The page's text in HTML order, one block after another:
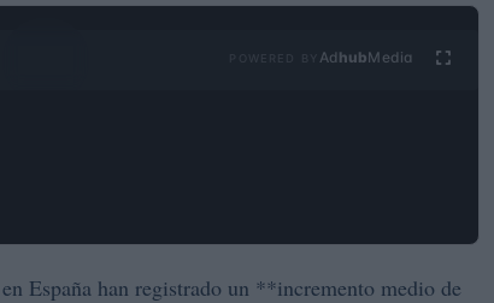
Ad hubMedia
España han registrado un **incremento medio de